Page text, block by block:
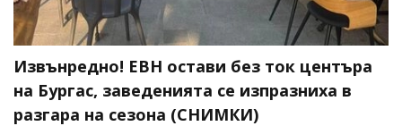
Извънредно! ЕВН остави без ток центъра
на Бургас, заведенията се изпразниха в
разгара на сезона (СНИМКИ)